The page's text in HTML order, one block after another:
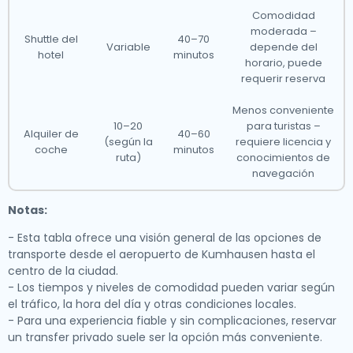
Shuttle del
hotel
Variable
40–70
minutos
Comodidad
moderada –
depende del
horario, puede
requerir reserva
Alquiler de
coche
10–20
(según la
ruta)
40–60
minutos
Menos conveniente
para turistas –
requiere licencia y
conocimientos de
navegación
Notas:
- Esta tabla ofrece una visión general de las opciones de
transporte desde el aeropuerto de Kumhausen hasta el
centro de la ciudad.
- Los tiempos y niveles de comodidad pueden variar según
el tráfico, la hora del día y otras condiciones locales.
- Para una experiencia fiable y sin complicaciones, reservar
un transfer privado suele ser la opción más conveniente.